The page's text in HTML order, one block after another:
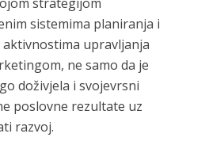
sistemima planiranja i
upravljanja
ne samo da je
doživjela i svojevrsni
poslovne rezultate uz
razvoj.